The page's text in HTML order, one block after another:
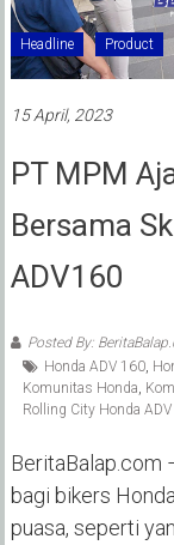
Headline Product
15 April, 2023
PT MPM
Bersama
ADV160
Posted By:
Honda ADV 160,
Komunitas Honda
Rolling City Honda
BeritaBalap.com
bagi bikers
puasa, seperti